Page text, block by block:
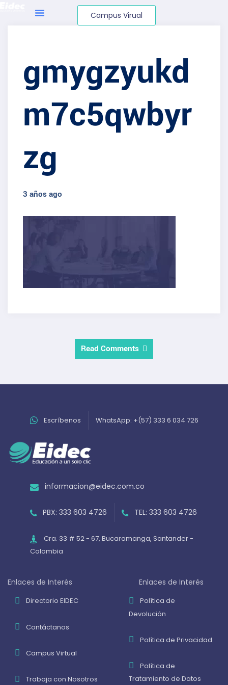
Campus Virual
gmygzyukd
m7c5qwbyr
zg
3 años ago
Read Comments
Escríbenos WhatsApp: +(57) 333 6 034 726
informacion@eidec.com.co
PBX: 333 603 4726 TEL: 333 603 4726
Cra. 33 # 52 - 67, Bucaramanga, Santander -
Colombia
Enlaces de Interés
Directorio EIDEC
Contáctanos
Campus Virtual
Trabaja con Nosotros
Enlaces de Interés
Política de
Devolución
Política de Privacidad
Política de
Tratamiento de Datos